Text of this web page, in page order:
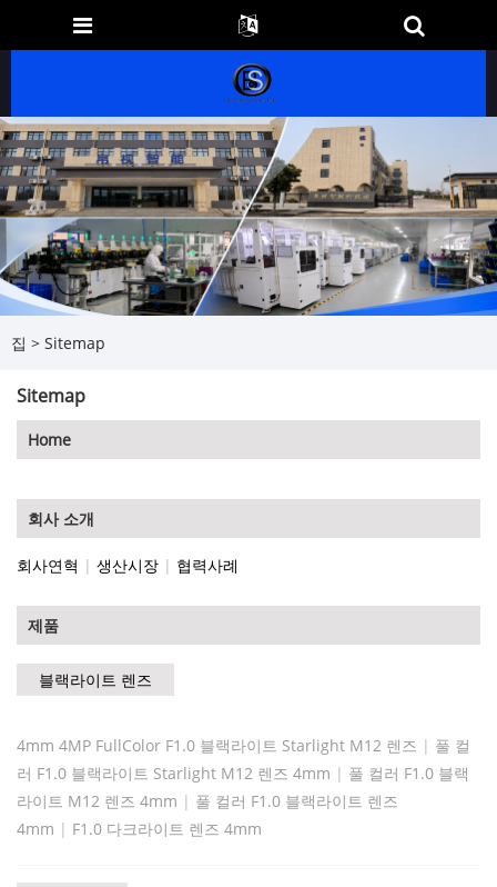
집 > Sitemap
Sitemap
Home
회사 소개
회사연혁 | 생산시장 | 협력사례
제품
블랙라이트 렌즈
4mm 4MP FullColor F1.0 블랙라이트 Starlight M12 렌즈 | 풀 컬
러 F1.0 블랙라이트 Starlight M12 렌즈 4mm | 풀 컬러 F1.0 블랙
라이트 M12 렌즈 4mm | 풀 컬러 F1.0 블랙라이트 렌즈
4mm | F1.0 다크라이트 렌즈 4mm